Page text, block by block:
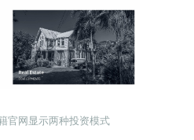
官网显示两种投资模式